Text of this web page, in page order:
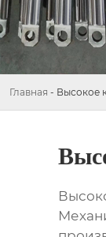
Главная - Высокое